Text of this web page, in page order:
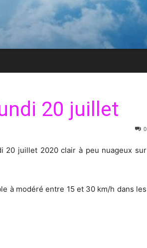
20 juillet
0
20 juillet 2020 clair à peu nuageux sur
à modéré entre 15 et 30 km/h dans les